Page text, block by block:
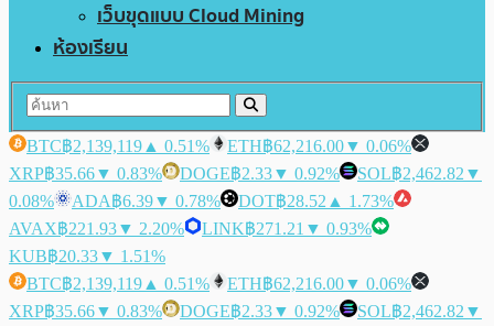
เว็บขุดแบบ Cloud Mining
ห้องเรียน
BTC฿2,139,119 ▲ 0.51% ETH฿62,216.00▼ 0.06%
XRP฿35.66▼ 0.83% DOGE฿2.33▼ 0.92% SOL฿2,462.82 ▼
0.08%
ADA฿6.39▼ 0.78% DOT฿28.52 ▲ 1.73%
AVAX฿221.93▼ 2.20% LINK฿271.21 ▼ 0.93%
KUB฿20.33▼ 1.51%
BTC฿2,139,119 ▲ 0.51% ETH฿62,216.00▼ 0.06%
XRP฿35.66▼ 0.83% DOGE฿2.33▼ 0.92% SOL฿2,462.82 ▼